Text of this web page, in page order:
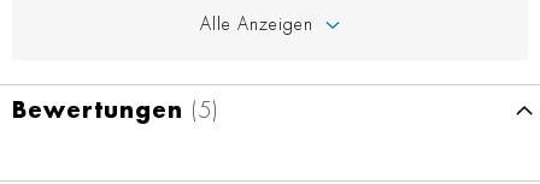
Alle Anzeigen
Bewertungen 5